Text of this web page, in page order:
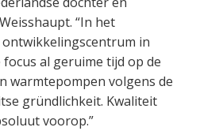
“In het
in
focus al geruime tijd op de
warmtepompen volgens de
gründlichkeit. Kwaliteit
voorop.”